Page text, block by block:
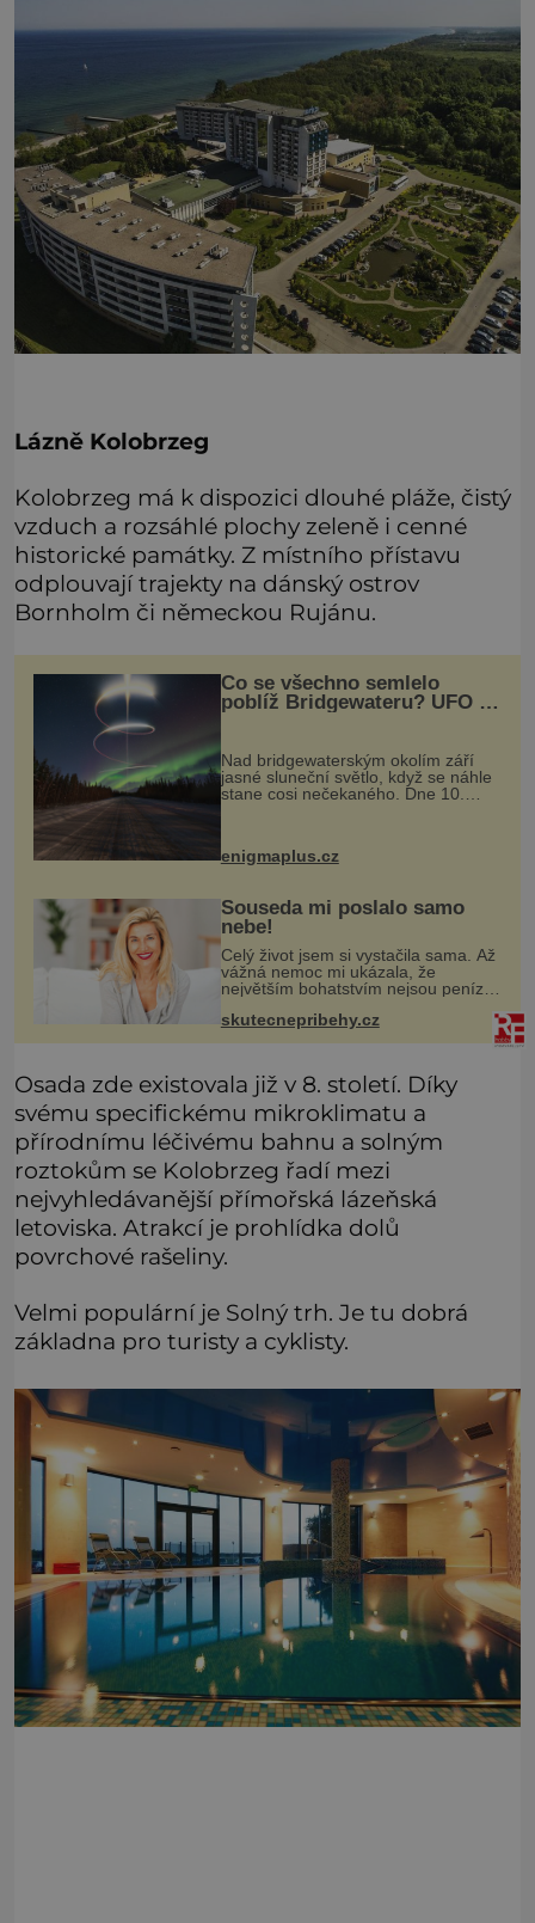
Lázně Kolobrzeg
Kolobrzeg má k dispozici dlouhé pláže, čistý
vzduch a rozsáhlé plochy zeleně i cenné
historické památky. Z místního přístavu
odplouvají trajekty na dánský ostrov
Bornholm či německou Rujánu.
Co se všechno semlelo
poblíž Bridgewateru? UFO na
Nad bridgewaterským okolím září
jasné sluneční světlo, když se náhle
stane cosi nečekaného. Dne 10.
května roku 1760 v deset hodin
přeletu UFO
enigmaplus.cz
Souseda mi poslalo samo
nebe!
Celý život jsem si vystačila sama. Až
vážná nemoc mi ukázala, že
největším bohatstvím nejsou peníze
ochotný podat pomocnou ruku.
skutecnepribehy.cz
Osada zde existovala již v 8. století. Díky
svému specifickému mikroklimatu a
přírodnímu léčivému bahnu a solným
roztokům se Kolobrzeg řadí mezi
nejvyhledávanější přímořská lázeňská
letoviska. Atrakcí je prohlídka dolů
povrchové rašeliny.
Velmi populární je Solný trh. Je tu dobrá
základna pro turisty a cyklisty.